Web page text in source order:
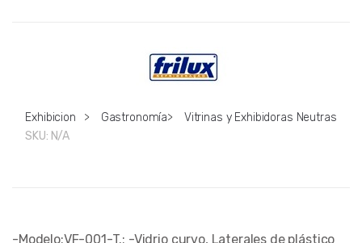
Exhibicion > Gastronomía>
Vitrinas y Exhibidoras Neutras
SKU: N/A
-Modelo:VF-001-T.; -Vidrio curvo, Laterales de plástico